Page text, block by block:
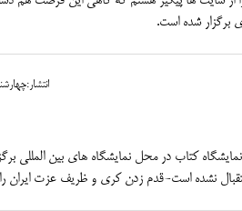
برگزار شده است.
انتشار:چهارشنبه 15 بهمن
كتاب در محل نمايشگاه هاي بين المللي
نشده است-قدم زدن کری و ظریف عزت ایران